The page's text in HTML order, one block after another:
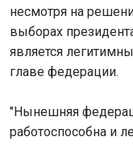
несмотря на
выборах
является
главе федерации.
"Нынешняя
работоспособна и